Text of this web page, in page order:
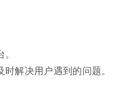
解决用户遇到的问题。